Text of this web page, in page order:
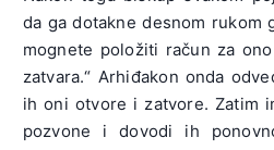
da ga dotakne desnom rukom
mognete položiti račun za
zatvara.“ Arhiđakon onda
ih oni otvore i zatvore. Zatim
pozvone i dovodi ih